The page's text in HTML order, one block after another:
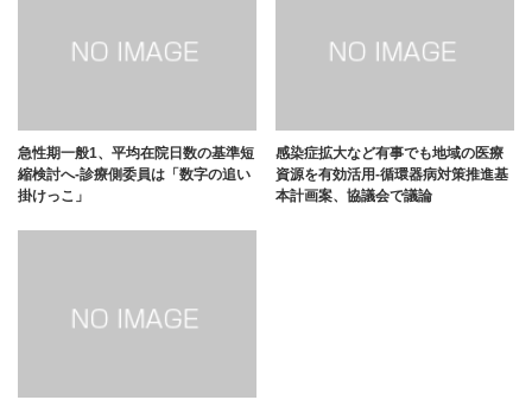
急性期一般1、平均在院日数の基準短
縮検討へ-診療側委員は「数字の追い
掛けっこ」
感染症拡大など有事でも地域の医療
資源を有効活用-循環器病対策推進基
本計画案、協議会で議論